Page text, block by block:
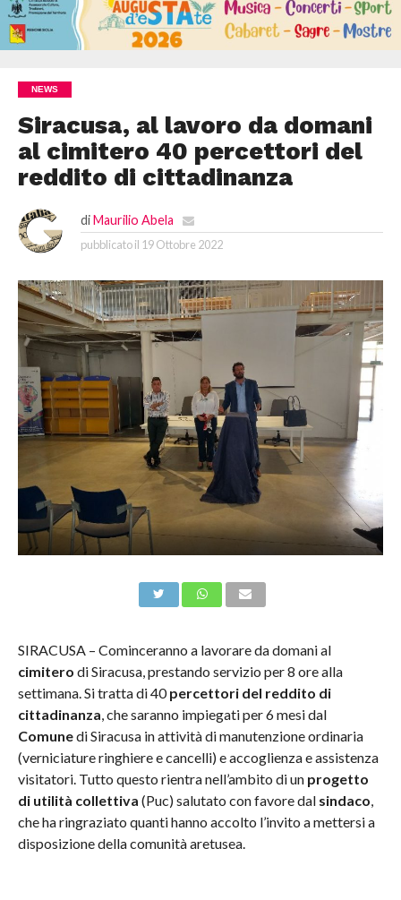
NEWS
Siracusa, al lavoro da domani
al cimitero 40 percettori del
reddito di cittadinanza
di Maurilio Abela
pubblicato il 19 Ottobre 2022
SIRACUSA – Cominceranno a lavorare da domani al
cimitero di Siracusa, prestando servizio per 8 ore alla
settimana. Si tratta di 40percettori del reddito di
cittadinanza, che saranno impiegati per 6 mesi dal
Comunedi Siracusa in attività di manutenzione ordinaria
(verniciature ringhiere e cancelli) e accoglienza e assistenza
visitatori. Tutto questo rientra nell’ambito di un progetto
di utilità collettiva (Puc) salutato con favore dal sindaco,
che ha ringraziato quanti hanno accolto l’invito a mettersi a
disposizione della comunità aretusea.